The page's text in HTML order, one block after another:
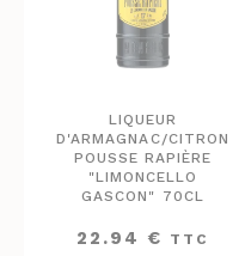
LIQUEUR
D'ARMAGNAC/CITRON
POUSSE RAPIÈRE
"LIMONCELLO
GASCON" 70CL
22.94 € TTC